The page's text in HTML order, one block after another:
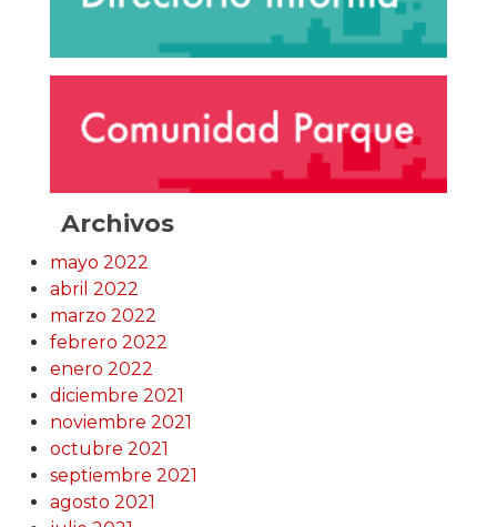
Archivos
mayo 2022
abril 2022
marzo 2022
febrero 2022
enero 2022
diciembre 2021
noviembre 2021
octubre 2021
septiembre 2021
agosto 2021